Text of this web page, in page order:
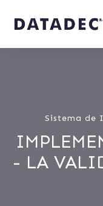
Sistema de
- LA